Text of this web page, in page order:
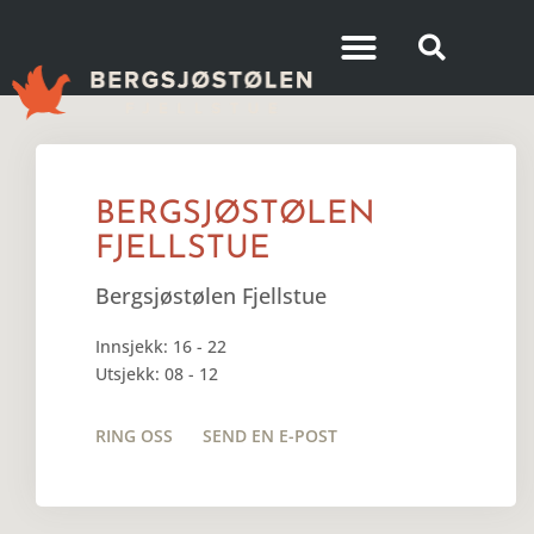
BERGSJØSTØLEN
FJELLSTUE
Bergsjøstølen Fjellstue
Innsjekk: 16 - 22
Utsjekk: 08 - 12
RING OSS SEND EN E-POST